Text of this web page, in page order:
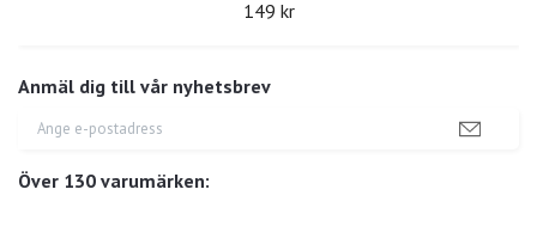
Anmäl dig till vår nyhetsbrev
Över 130 varumärken:
149 kr